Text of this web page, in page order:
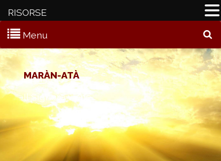
Menu
MARÀN-ATÀ
Il Signore viene…
RISORSE